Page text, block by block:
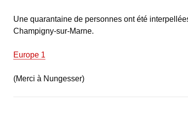
Une quarantaine de personnes ont été
Champigny-sur-Marne.
Europe 1
(Merci à Nungesser)